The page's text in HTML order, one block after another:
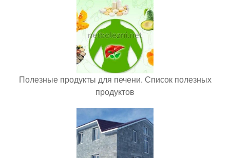
Полезные продукты для печени. Список полезных
продуктов